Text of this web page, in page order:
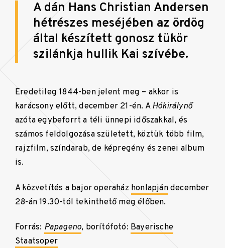
A dán Hans Christian Andersen
hétrészes meséjében az ördög
által készített gonosz tükör
szilánkja hullik Kai szívébe.
Eredetileg 1844-ben jelent meg – akkor is
karácsony előtt, december 21-én. AHókirálynő
azóta egybeforrt a téli ünnepi időszakkal, és
számos feldolgozása született, köztük több film,
rajzfilm, színdarab, de képregény és zenei album
is.
A közvetítés a bajor operaház honlapjándecember
28-án 19.30-tól tekinthető meg élőben.
Forrás: Papageno, borítófotó: Bayerische
Staatsoper